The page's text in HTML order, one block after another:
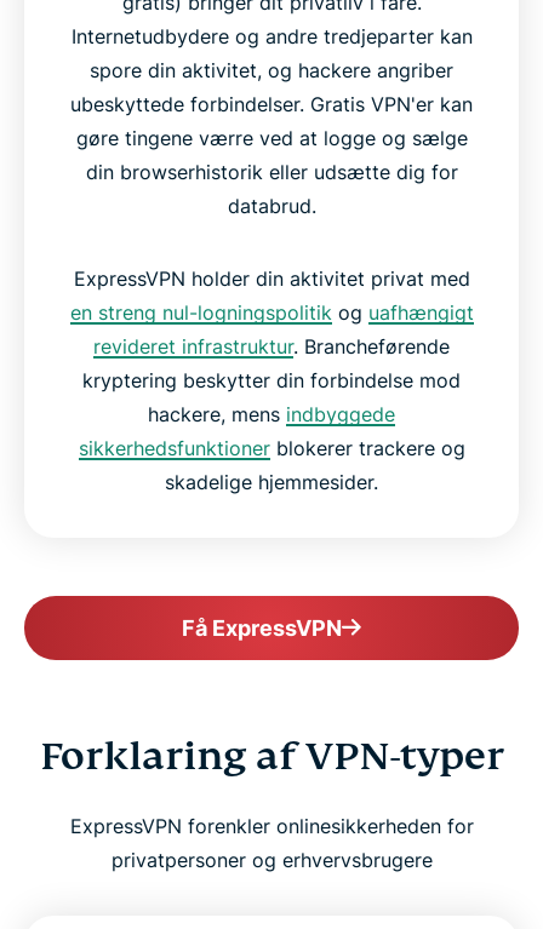
Internetudbydere og andre tredjeparter kan
spore din aktivitet, og hackere angriber
ubeskyttede forbindelser. Gratis VPN'er kan
gøre tingene værre ved at logge og sælge
din browserhistorik eller udsætte dig for
databrud.
ExpressVPN holder din aktivitet privat med
en streng nul-logningspolitik og uafhængigt
revideret infrastruktur. Brancheførende
kryptering beskytter din forbindelse mod
hackere, mens indbyggede
sikkerhedsfunktionerblokerer trackere og
skadelige hjemmesider.
Få ExpressVPN
Forklaring af VPN-typer
ExpressVPN forenkler onlinesikkerheden for
privatpersoner og erhvervsbrugere